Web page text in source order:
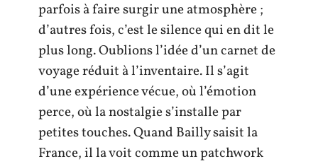
parfois à faire surgir une atmosphère ;
d’autres fois, c’est le silence qui en dit le
plus long. Oublions l’idée d’un carnet de
voyage réduit à l’inventaire. Il s’agit
d’une expérience vécue, où l’émotion
perce, où la nostalgie s’installe par
petites touches. Quand Bailly saisit la
France, il la voit comme un patchwork